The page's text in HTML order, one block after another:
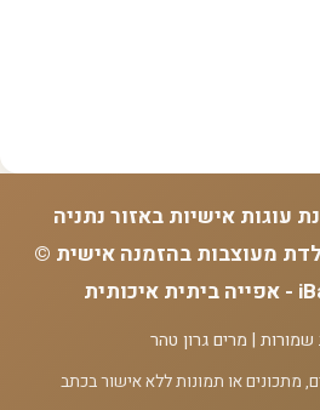
עוגות אישיות באזור נתניה
מעוצבות בהזמנה אישית ©
שמורות | מרים גרון טהר
מתכונים או תמונות ללא אישור בכתב